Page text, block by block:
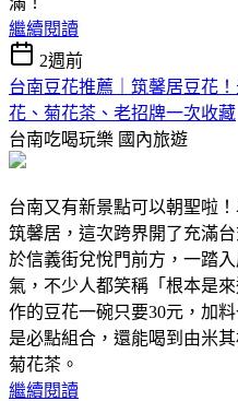
繼續閱讀
2週前
台南豆花推薦｜筑馨居豆花
花、菊花茶、老招牌一次收藏
台南吃喝玩樂 國內旅遊
台南又有新景點可以朝聖啦
筑馨居，這次跨界開了充滿
於信義街兌悅門前方，一踏
氣，不少人都笑稱「根本是
作的豆花一碗只要30元，加
是必點組合，還能喝到由米
菊花茶。
繼續閱讀